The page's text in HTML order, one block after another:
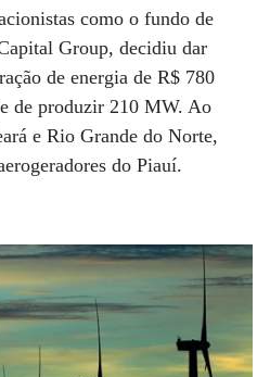
como o fundo de
Group, decidiu dar
de energia de R$ 780
de produzir 210 MW. Ao
e Rio Grande do Norte,
do Piauí.